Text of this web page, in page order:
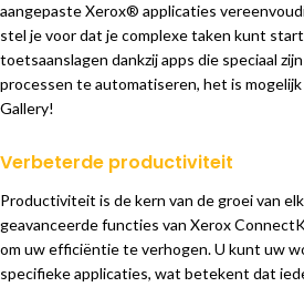
aangepaste Xerox® applicaties
stel je voor dat je complexe taken kunt
toetsaanslagen dankzij apps die speciaal
processen te automatiseren, het is
Gallery!
Verbeterde productiviteit
Productiviteit is de kern van de groei van
geavanceerde functies van Xerox
om uw efficiëntie te verhogen. U kunt uw
specifieke applicaties, wat betekent dat